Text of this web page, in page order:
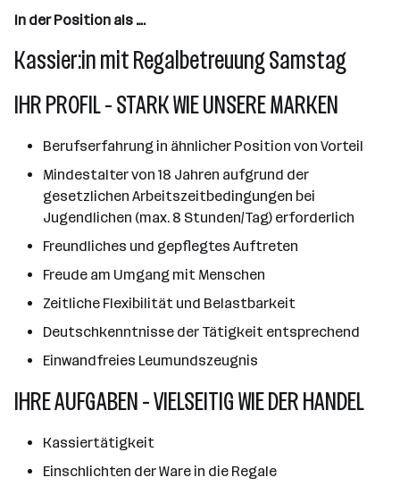
In der Position als ….
Kassier:in mit Regalbetreuung Samstag
IHR PROFIL - STARK WIE UNSERE MARKEN
Berufserfahrung in ähnlicher Position von Vorteil
Mindestalter von 18 Jahren aufgrund der
gesetzlichen Arbeitszeitbedingungen bei
Jugendlichen (max. 8 Stunden/Tag) erforderlich
Freundliches und gepflegtes Auftreten
Freude am Umgang mit Menschen
Zeitliche Flexibilität und Belastbarkeit
Deutschkenntnisse der Tätigkeit entsprechend
Einwandfreies Leumundszeugnis
IHRE AUFGABEN - VIELSEITIG WIE DER HANDEL
Kassiertätigkeit
Einschlichten der Ware in die Regale